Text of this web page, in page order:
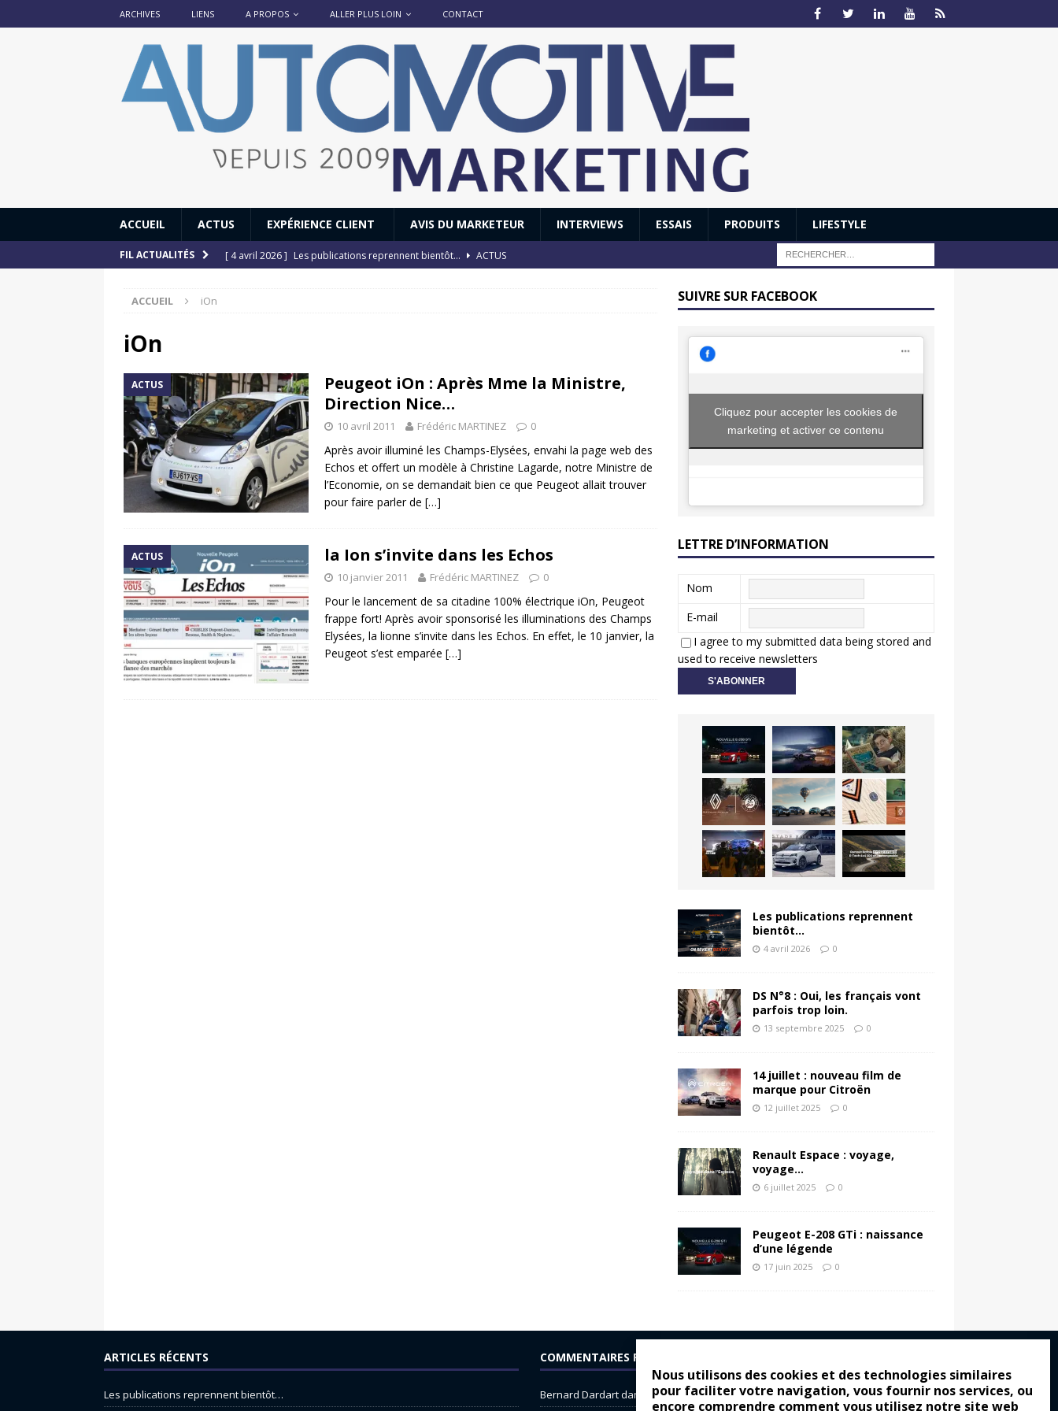
Nous utilisons des cookies et des technologies similaires
pour faciliter votre navigation, vous fournir nos services, ou
encore comprendre comment vous utilisez notre site web
ARCHIVES LIENS A PROPOS ALLER PLUS LOIN CONTACT
ACCUEIL ACTUS EXPÉRIENCE CLIENT AVIS DU MARKETEUR INTERVIEWS ESSAIS PRODUITS LIFESTYLE
FIL ACTUALITÉS [ 4 avril 2026 ] Les publications reprennent bientôt…
ACTUS
[ 11 avril 2020 ] #StayHome : Honda dévoile un spot publicitaire… confiné! ACTUS
ACCUEIL iOn
iOn
ACTUS
Peugeot iOn : Après Mme la Ministre,
Direction Nice…
10 avril 2011 Frédéric MARTINEZ 0
Après avoir illuminé les Champs-Elysées, envahi la page web des
Echos et offert un modèle à Christine Lagarde, notre Ministre de
l’Economie, on se demandait bien ce que Peugeot allait trouver
pour faire parler de […]
ACTUS la Ion s’invite dans les Echos
10 janvier 2011 Frédéric MARTINEZ 0
Pour le lancement de sa citadine 100% électrique iOn, Peugeot
frappe fort! Après avoir sponsorisé les illuminations des Champs
Elysées, la lionne s’invite dans les Echos. En effet, le 10 janvier, la
Peugeot s’est emparée […]
SUIVRE SUR FACEBOOK
Cliquez pour accepter les cookies de
marketing et activer ce contenu
LETTRE D’INFORMATION
Nom
E-mail
I agree to my submitted data being stored and
used to receive newsletters
Les publications reprennent
bientôt…
4 avril 2026 0
DS N°8 : Oui, les français vont
parfois trop loin.
13 septembre 2025 0
14 juillet : nouveau film de
marque pour Citroën
12 juillet 2025 0
Renault Espace : voyage,
voyage…
6 juillet 2025 0
Peugeot E-208 GTi : naissance
d’une légende
17 juin 2025 0
ARTICLES RÉCENTS
Les publications reprennent bientôt…
COMMENTAIRES RÉCENTS
Bernard Dardartdans Dacia Sandero : pour les gens vrais